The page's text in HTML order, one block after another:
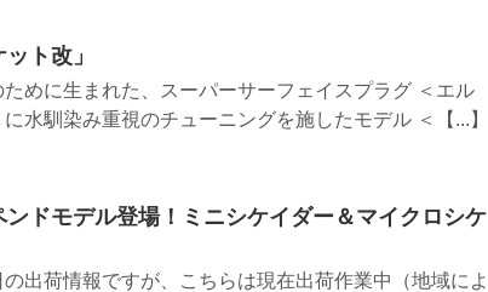
ト改」
めに生まれた、スーパーサーフェイスプラグ ＜エル
水馴染み重視のチューニングを施したモデル ＜【...】
ンドモデル登場！ミニシケイダー＆マイクロシケ
出荷情報ですが、こちらは現在出荷作業中（地域によ